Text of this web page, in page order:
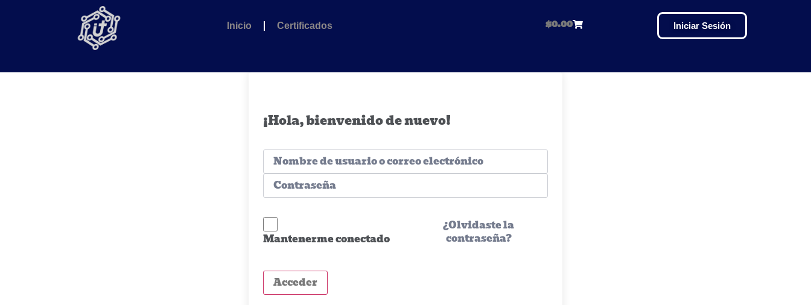
Inicio Certificados $0.00 Iniciar Sesión
¡Hola, bienvenido de nuevo!
Mantenerme conectado
¿Olvidaste la
contraseña?
Acceder